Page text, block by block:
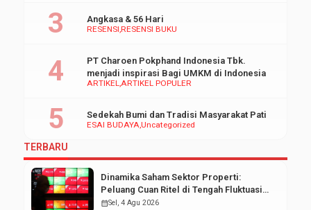
perkembangan teknologi, justru
RESENSI RESENSI BUKU
Angkasa & 56 Hari
ARTIKELARTIKEL POPULER
PT Charoen Pokphand Indonesia Tbk.
menjadi inspirasi Bagi UMKM di Indonesia
ESAI BUDAYAUncategorized
Sedekah Bumi dan Tradisi Masyarakat Pati
TERBARU
Dinamika Saham Sektor Properti:
Peluang Cuan Ritel di Tengah Fluktuasi
Pasar Modal
calendar_monthSel, 4 Agu 2026